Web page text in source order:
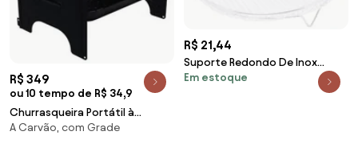
R$ 349
ou 10 tempo de R$ 34,9
Churrasqueira Portátil à
Carvão Tramontina TCP-380
A Carvão, com Grade
R$ 21,44
Suporte Redondo De Inox
Empilhável Para Air Fryer
19,5cmx19,5cm X4,5cm 20613
Em estoque